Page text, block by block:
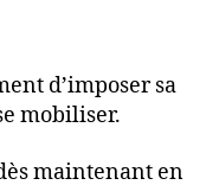
d’imposer sa
mobiliser.
maintenant en